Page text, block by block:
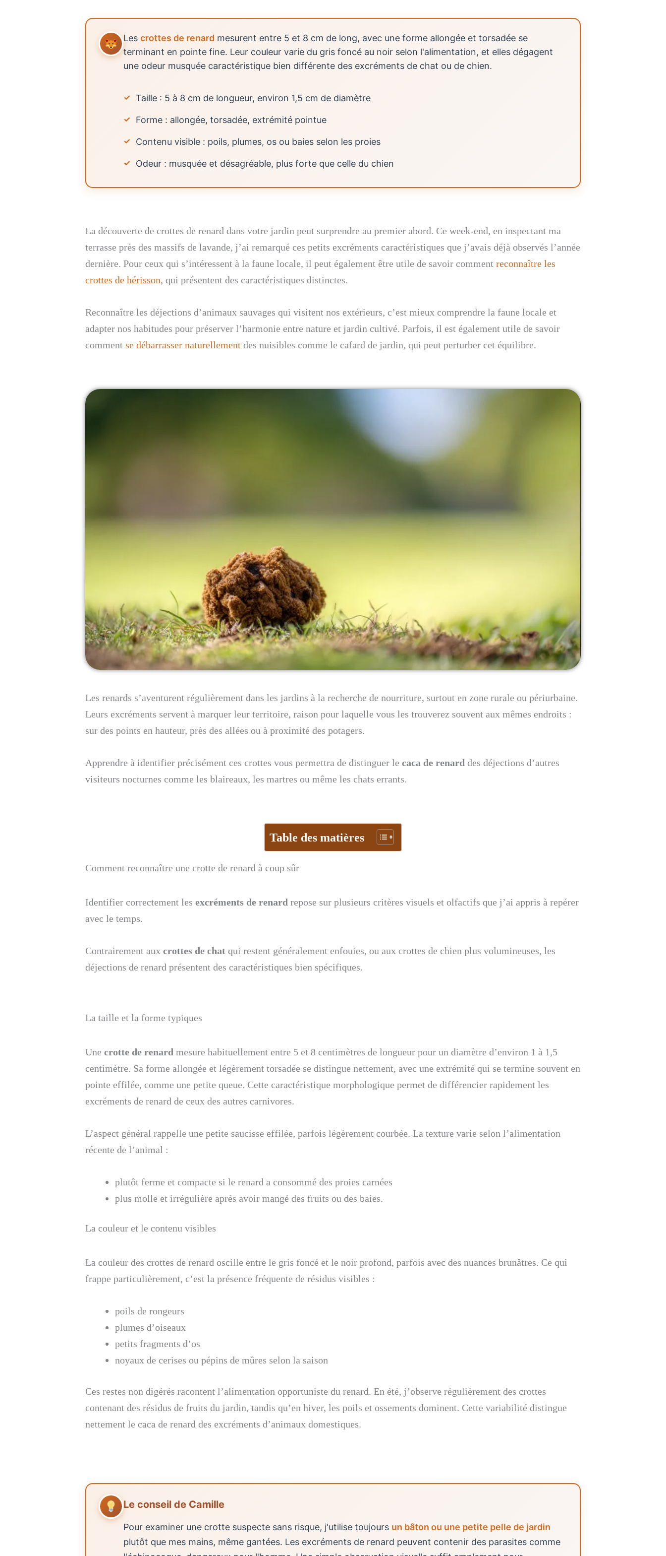
Les crottes de renard mesurent entre 5 et 8 cm de long, avec une forme allongée et torsadée se
terminant en pointe fine. Leur couleur varie du gris foncé au noir selon l'alimentation, et elles dégagent
une odeur musquée caractéristique bien différente des excréments de chat ou de chien.
Taille : 5 à 8 cm de longueur, environ 1,5 cm de diamètre
Forme : allongée, torsadée, extrémité pointue
Contenu visible : poils, plumes, os ou baies selon les proies
Odeur : musquée et désagréable, plus forte que celle du chien
La découverte de crottes de renard dans votre jardin peut surprendre au premier abord. Ce week-end, en inspectant ma
terrasse près des massifs de lavande, j’ai remarqué ces petits excréments caractéristiques que j’avais déjà observés l’année
dernière. Pour ceux qui s’intéressent à la faune locale, il peut également être utile de savoir comment reconnaître les
crottes de hérisson, qui présentent des caractéristiques distinctes.
Reconnaître les déjections d’animaux sauvages qui visitent nos extérieurs, c’est mieux comprendre la faune locale et
adapter nos habitudes pour préserver l’harmonie entre nature et jardin cultivé. Parfois, il est également utile de savoir
comment se débarrasser naturellement des nuisibles comme le cafard de jardin, qui peut perturber cet équilibre.
Les renards s’aventurent régulièrement dans les jardins à la recherche de nourriture, surtout en zone rurale ou périurbaine.
Leurs excréments servent à marquer leur territoire, raison pour laquelle vous les trouverez souvent aux mêmes endroits :
sur des points en hauteur, près des allées ou à proximité des potagers.
Apprendre à identifier précisément ces crottes vous permettra de distinguer le caca de renard des déjections d’autres
visiteurs nocturnes comme les blaireaux, les martres ou même les chats errants.
Table des matières
Comment reconnaître une crotte de renard à coup sûr
Identifier correctement les excréments de renard repose sur plusieurs critères visuels et olfactifs que j’ai appris à repérer
avec le temps.
Contrairement aux crottes de chat qui restent généralement enfouies, ou aux crottes de chien plus volumineuses, les
déjections de renard présentent des caractéristiques bien spécifiques.
La taille et la forme typiques
Une crotte de renard mesure habituellement entre 5 et 8 centimètres de longueur pour un diamètre d’environ 1 à 1,5
centimètre. Sa forme allongée et légèrement torsadée se distingue nettement, avec une extrémité qui se termine souvent en
pointe effilée, comme une petite queue. Cette caractéristique morphologique permet de différencier rapidement les
excréments de renard de ceux des autres carnivores.
L’aspect général rappelle une petite saucisse effilée, parfois légèrement courbée. La texture varie selon l’alimentation
récente de l’animal :
plutôt ferme et compacte si le renard a consommé des proies carnées
plus molle et irrégulière après avoir mangé des fruits ou des baies.
La couleur et le contenu visibles
La couleur des crottes de renard oscille entre le gris foncé et le noir profond, parfois avec des nuances brunâtres. Ce qui
frappe particulièrement, c’est la présence fréquente de résidus visibles :
poils de rongeurs
plumes d’oiseaux
petits fragments d’os
noyaux de cerises ou pépins de mûres selon la saison
Ces restes non digérés racontent l’alimentation opportuniste du renard. En été, j’observe régulièrement des crottes
contenant des résidus de fruits du jardin, tandis qu’en hiver, les poils et ossements dominent. Cette variabilité distingue
nettement le caca de renard des excréments d’animaux domestiques.
Le conseil de Camille
Pour examiner une crotte suspecte sans risque, j'utilise toujours un bâton ou une petite pelle de jardin
plutôt que mes mains, même gantées. Les excréments de renard peuvent contenir des parasites comme